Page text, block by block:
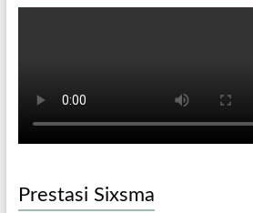
Prestasi Sixsma